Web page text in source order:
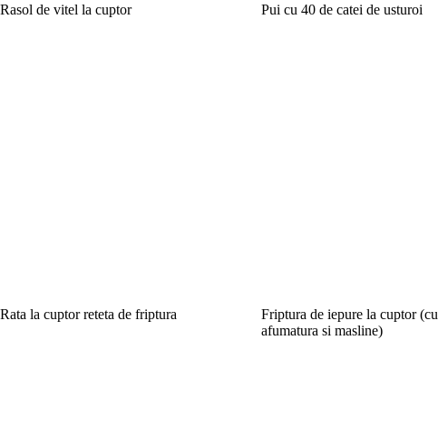
Rasol de vitel la cuptor Pui cu 40 de catei de usturoi
Rata la cuptor reteta de friptura
Friptura de iepure la cuptor (cu
afumatura si masline)